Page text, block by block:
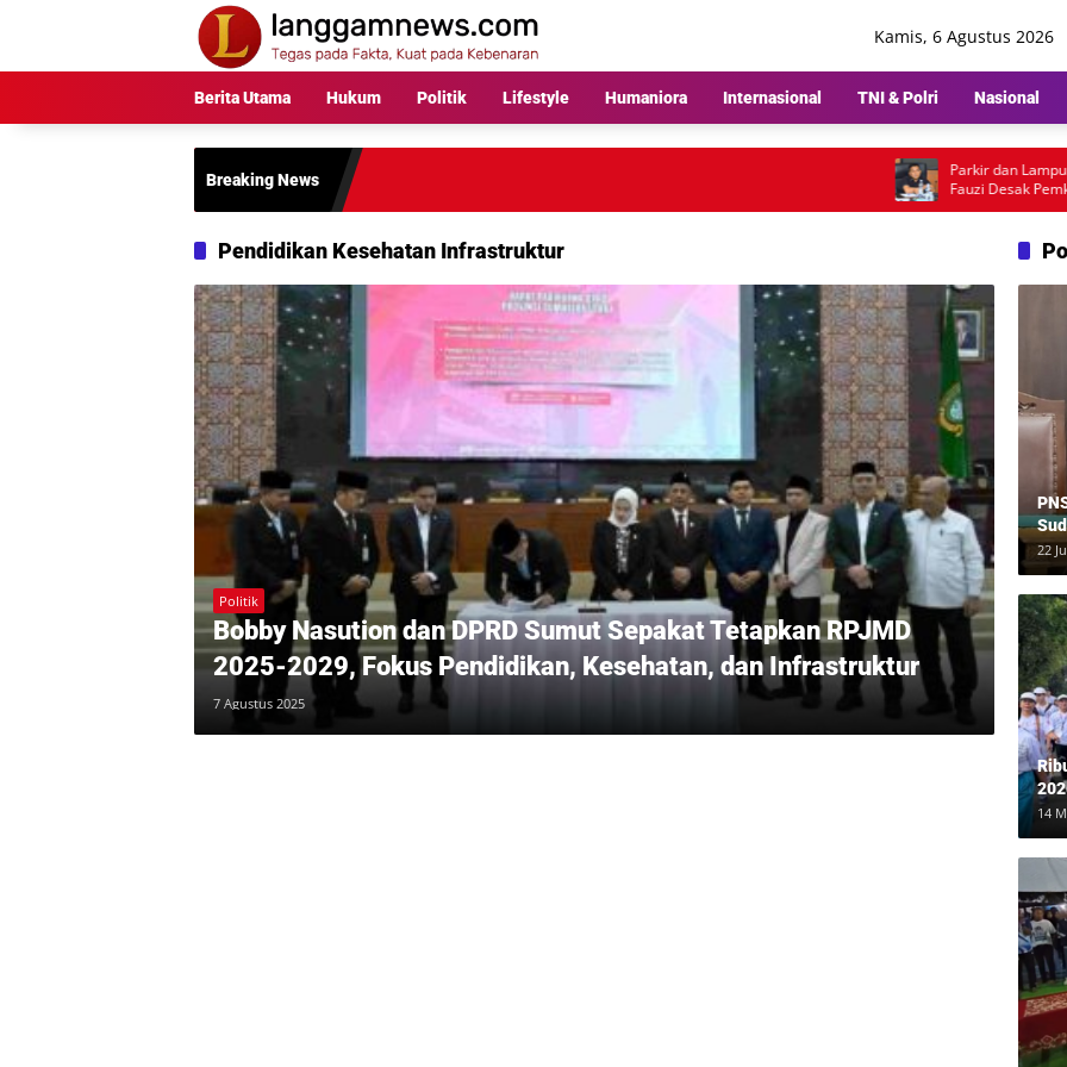
Kamis, 6 Agustus 2026
Berita Utama Hukum Politik Lifestyle Humaniora Internasional TNI & Polri Nasional
Breaking News
Parkir dan Lampu Jalan Jadi
Fauzi Desak Pemkot
Pembenahan
Pendidikan Kesehatan Infrastruktur
Politik
Bobby Nasution dan DPRD Sumut Sepakat Tetapkan RPJMD
2025-2029, Fokus Pendidikan, Kesehatan, dan Infrastruktur
7 Agustus 2025
22
14